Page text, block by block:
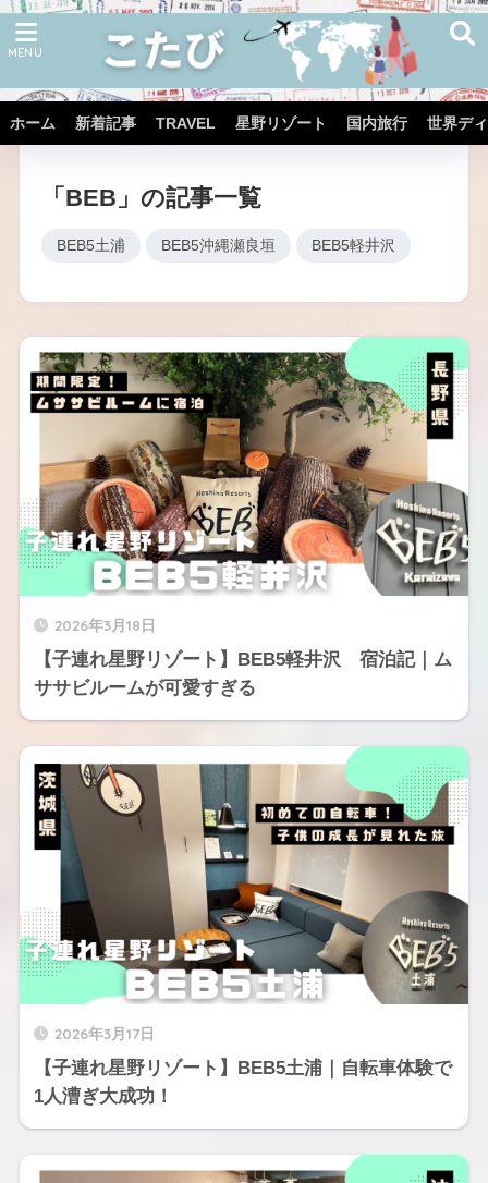
ホーム 新着記事 TRAVEL 星野リゾート 国内旅行 世界デ
「BEB」の記事一覧
BEB5土浦 BEB5沖縄瀬良垣 BEB5軽井沢
2026年3月18日
【子連れ星野リゾート】BEB5軽井沢 宿泊記｜ム
ササビルームが可愛すぎる
2026年3月17日
【子連れ星野リゾート】BEB5土浦｜自転車体験で
1人漕ぎ大成功！